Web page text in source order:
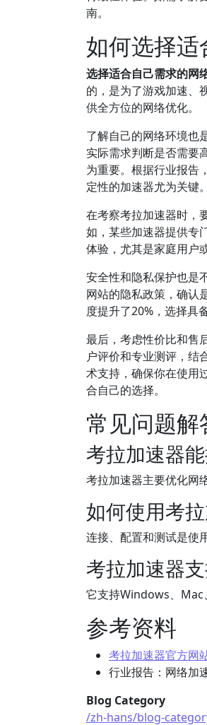
南。
如何选择适
选择适合自己需求的网
的，是为了游戏加速、
供全方位的网络优化。
了解自己的网络环境也
实际需求判断是否需要
为重要。根据行业报告
定性的加速器尤为关键。
在考察考拉加速器时，
如，某些加速器提供专
体验，尤其是家庭用户
安全性和隐私保护也是
网站的隐私政策，确认
度提升了20%，选择具
最后，考虑性价比和售
户评价和专业测评，结
术支持，确保你在使用
合自己的选择。
常见问题解
考拉加速器
考拉加速器主要优化网
如何使用考
连接、配置和测试是使
考拉加速器
它支持Windows、Mac
参考资料
考拉加速器官方网
行业报告：网络加
Blog Category
/zh-hans/blog-